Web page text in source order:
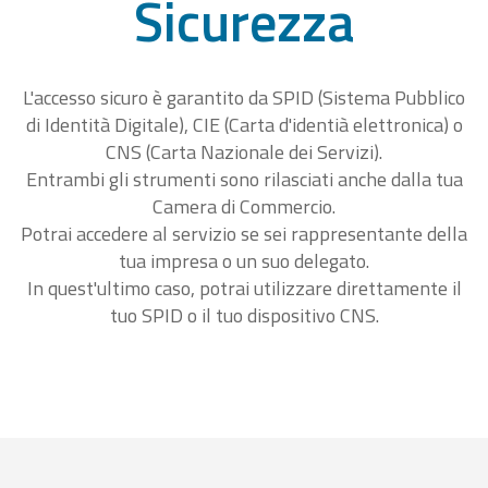
Sicurezza
L'accesso sicuro è garantito da SPID (Sistema Pubblico
di Identità Digitale), CIE (Carta d'identià elettronica) o
CNS (Carta Nazionale dei Servizi).
Entrambi gli strumenti sono rilasciati anche dalla tua
Camera di Commercio.
Potrai accedere al servizio se sei rappresentante della
tua impresa o un suo delegato.
In quest'ultimo caso, potrai utilizzare direttamente il
tuo SPID o il tuo dispositivo CNS.